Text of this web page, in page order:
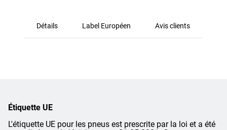
Détails Label Européen Avis clients
Étiquette UE
L'étiquette UE pour les pneus est prescrite par la loi et a été